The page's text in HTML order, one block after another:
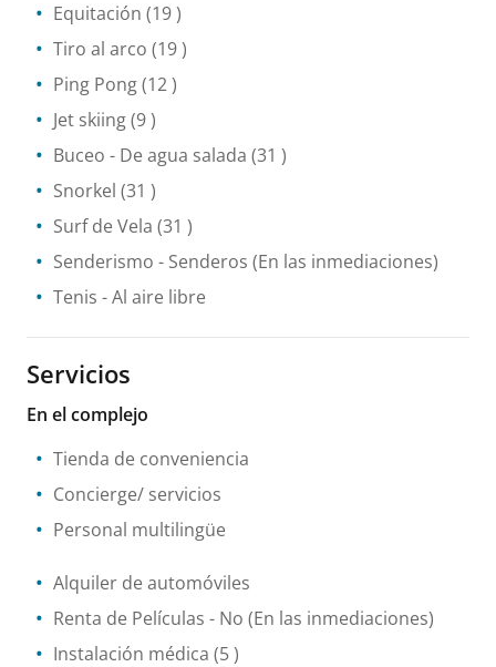
Equitación (19 )
Tiro al arco (19 )
Ping Pong(12 )
Jet skiing(9 )
Buceo - De agua salada (31 )
Snorkel (31 )
Surf de Vela (31 )
Senderismo - Senderos (En las inmediaciones)
Tenis - Al aire libre
Servicios
En el complejo
Tienda de conveniencia
Concierge/ servicios
Personal multilingüe
Alquiler de automóviles
Renta de Películas - No (En las inmediaciones)
Instalación médica (5 )